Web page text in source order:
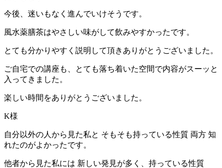
今後、迷いもなく進んでいけそうです。
風水薬膳茶はやさしい味がして飲みやすかったです。
とても分かりやすく説明して頂きありがとうございました。
ご自宅での講座も、とても落ち着いた空間で内容がスーッと
入ってきました。
楽しい時間をありがとうございました。
K様
自分以外の人から見た私と そもそも持っている性質 両方 知
れたのがよかったです。
他者から見た私には 新しい発見が多く、持っている性質